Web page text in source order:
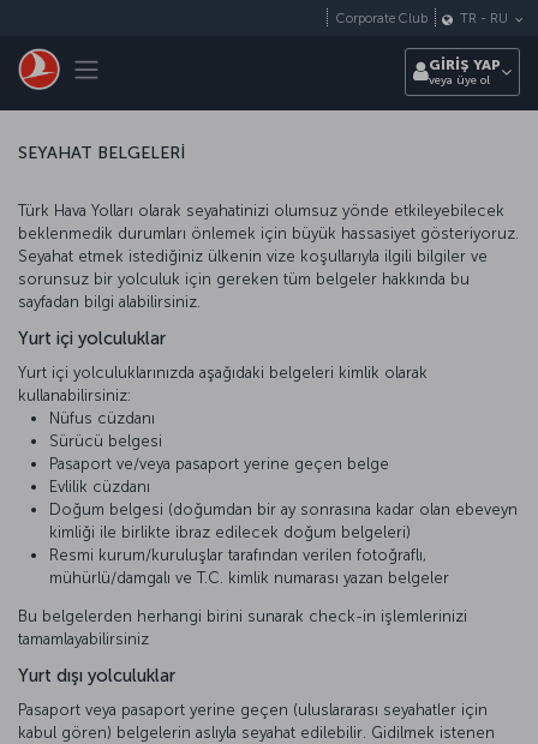
Toggle navigation
Corporate Club TR - RU
GİRİŞ YAP
veya üye ol
SEYAHAT BELGELERİ
Türk Hava Yolları olarak seyahatinizi olumsuz yönde etkileyebilecek
beklenmedik durumları önlemek için büyük hassasiyet gösteriyoruz.
Seyahat etmek istediğiniz ülkenin vize koşullarıyla ilgili bilgiler ve
sorunsuz bir yolculuk için gereken tüm belgeler hakkında bu
sayfadan bilgi alabilirsiniz.
Yurt içi yolculuklar
Yurt içi yolculuklarınızda aşağıdaki belgeleri kimlik olarak
kullanabilirsiniz:
Nüfus cüzdanı
Sürücü belgesi
Pasaport ve/veya pasaport yerine geçen belge
Evlilik cüzdanı
Doğum belgesi (doğumdan bir ay sonrasına kadar olan ebeveyn
kimliği ile birlikte ibraz edilecek doğum belgeleri)
Resmi kurum/kuruluşlar tarafından verilen fotoğraflı,
mühürlü/damgalı ve T.C. kimlik numarası yazan belgeler
Bu belgelerden herhangi birini sunarak check-in işlemlerinizi
tamamlayabilirsiniz
Yurt dışı yolculuklar
Pasaport veya pasaport yerine geçen (uluslararası seyahatler için
kabul gören) belgelerin aslıyla seyahat edilebilir. Gidilmek istenen